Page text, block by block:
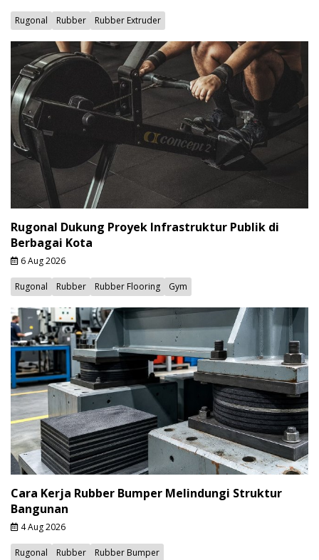
Rugonal Rubber Rubber Extruder
Rugonal Dukung Proyek Infrastruktur Publik di
Berbagai Kota
6 Aug 2026
Rugonal Rubber Rubber Flooring Gym
Cara Kerja Rubber Bumper Melindungi Struktur
Bangunan
4 Aug 2026
Rugonal Rubber Rubber Bumper